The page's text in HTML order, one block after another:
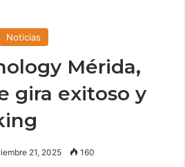
Noticias
Mérida,
gira exitoso y
21, 2025 160